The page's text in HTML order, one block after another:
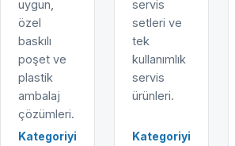
uygun,
özel
baskılı
poşet ve
plastik
ambalaj
çözümleri.
Kategoriyi
servis
setleri ve
tek
kullanımlık
servis
ürünleri.
Kategoriyi